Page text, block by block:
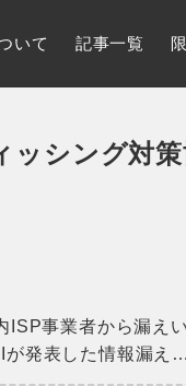
いて 記事一覧
シング対策
事業者から漏え
が発表した情報漏え…